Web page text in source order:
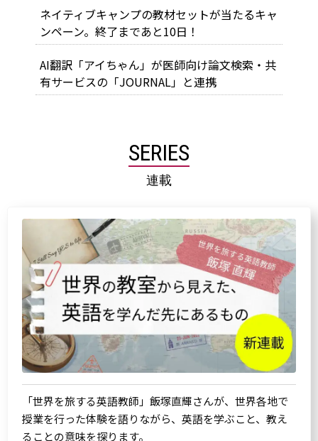
ネイティブキャンプの教材セットが当たるキャ
ンペーン。終了まであと10日！
AI翻訳「アイちゃん」が医師向け論文検索・共
有サービスの「JOURNAL」と連携
SERIES
連載
「世界を旅する英語教師」飯塚直輝さんが、世界各地で
授業を行った体験を語りながら、英語を学ぶこと、教え
ることの意味を探ります。